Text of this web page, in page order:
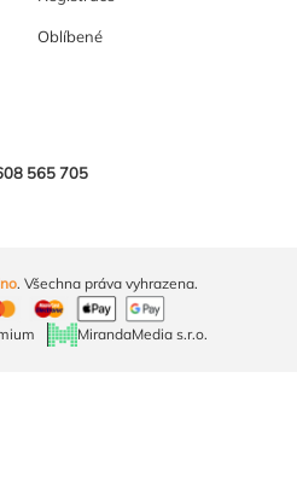
Oblíbené
565 705
MirandaMedia s.r.o.
. Všechna práva vyhrazena.